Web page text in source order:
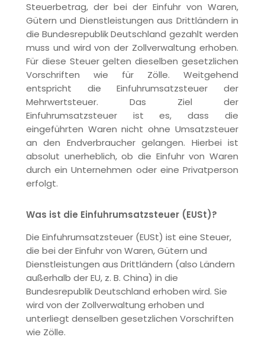
Steuerbetrag, der bei der Einfuhr von Waren,
Gütern und Dienstleistungen aus Drittländern in
die Bundesrepublik Deutschland gezahlt werden
muss und wird von der Zollverwaltung erhoben.
Für diese Steuer gelten dieselben gesetzlichen
Vorschriften wie für Zölle. Weitgehend
entspricht die Einfuhrumsatzsteuer der
Mehrwertsteuer. Das Ziel der
Einfuhrumsatzsteuer ist es, dass die
eingeführten Waren nicht ohne Umsatzsteuer
an den Endverbraucher gelangen. Hierbei ist
absolut unerheblich, ob die Einfuhr von Waren
durch ein Unternehmen oder eine Privatperson
erfolgt.
Was ist die Einfuhrumsatzsteuer (EUSt)?
Die Einfuhrumsatzsteuer (EUSt) ist eine Steuer,
die bei der Einfuhr von Waren, Gütern und
Dienstleistungen aus Drittländern (also Ländern
außerhalb der EU, z. B. China) in die
Bundesrepublik Deutschland erhoben wird. Sie
wird von der Zollverwaltung erhoben und
unterliegt denselben gesetzlichen Vorschriften
wie Zölle.